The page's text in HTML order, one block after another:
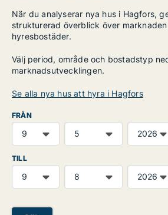
När du analyserar nya hus i Hagfors,
strukturerad överblick över
hyresbostäder.
Välj period, område och bostadstyp
marknadsutvecklingen.
Se alla nya hus att hyra i Hagfors
FRÅN
TILL